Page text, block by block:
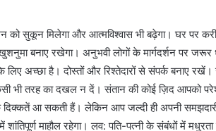
सुकून मिलेगा और आत्मविश्वास भी बढ़ेगा। घर पर
बनाए रखेगा। अनुभवी लोगों के मार्गदर्शन पर
अच्छा है। दोस्तों और रिश्तेदारों से संपर्क बनाए
भी तरह का दखल न दें। संतान की कोई ज़िद आपको
दिक्कतें आ सकती हैं। लेकिन आप जल्दी ही अपनी
माहौल रहेगा। लव: पति-पत्नी के संबंधों में